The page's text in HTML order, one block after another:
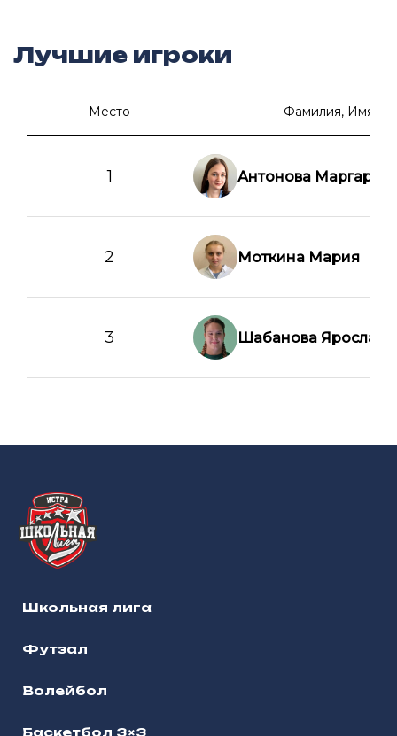
Лучшие игроки
Место Фамилия, Имя
1 Антонова Маргарита
2 Моткина Мария
3 Шабанова Ярослава
Школьная лига
Футзал
Волейбол
Баскетбол 3×3